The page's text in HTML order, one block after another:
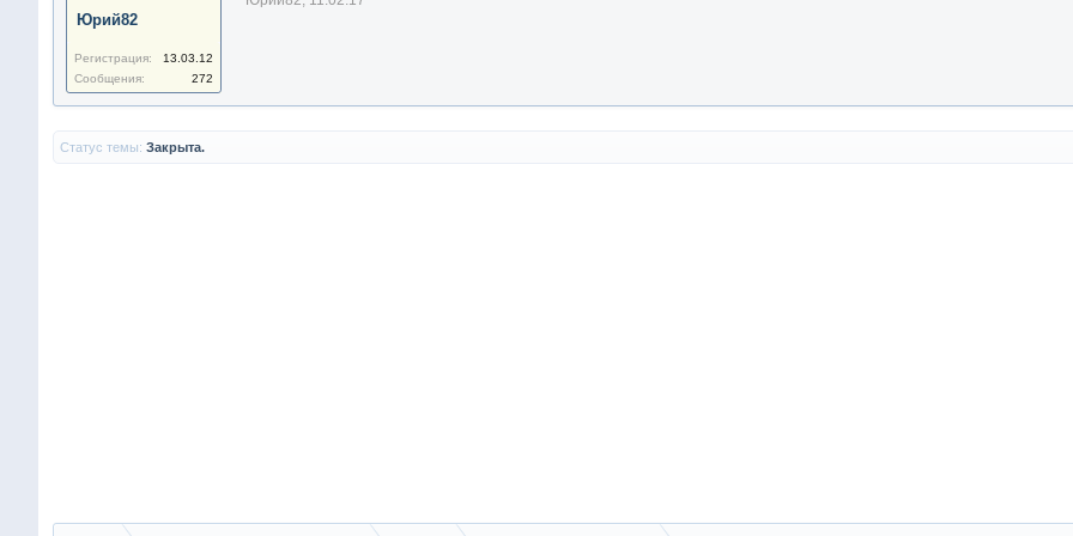
Юрий82
Регистрация:
13.03.12
Сообщения:
272
Статус темы: Закрыта.